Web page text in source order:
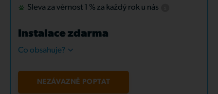
Sleva za věrnost 1 % za každý rok u nás
Instalace zdarma
Co obsahuje?
NEZÁVAZNĚ POPTAT